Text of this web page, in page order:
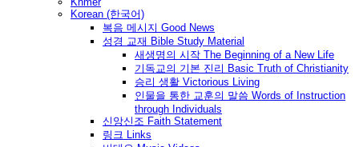
Korean (한국어)
복음 메시지 Good News
성경 교재 Bible Study Material
새생명의 시작 The Beginning of a New Life
기독교의 기본 진리 Basic Truth of Christianity
승리 생활 Victorious Living
인물을 통한 교훈의 말씀 Words of Instruction
through Individuals
신앙신조 Faith Statement
링크 Links